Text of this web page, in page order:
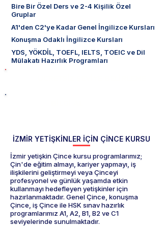
Bire Bir Özel Ders ve 2-4 Kişilik Özel
Gruplar
A1'den C2'ye Kadar Genel İngilizce Kursları
Konuşma Odaklı İngilizce Kursları
YDS, YÖKDİL, TOEFL, IELTS, TOEIC ve Dil
Mülakatı Hazırlık Programları
İZMİR YETİŞKİNLER İÇİN ÇİNCE KURSU
İzmir yetişkin Çince kursu programlarımız;
Çin'de eğitim almayı, kariyer yapmayı, iş
ilişkilerini geliştirmeyi veya Çinceyi
profesyonel ve günlük yaşamda etkin
kullanmayı hedefleyen yetişkinler için
hazırlanmaktadır. Genel Çince, konuşma
Çince, iş Çince ile HSK sınav hazırlık
programlarımız A1, A2, B1, B2 ve C1
seviyelerinde sunulmaktadır.